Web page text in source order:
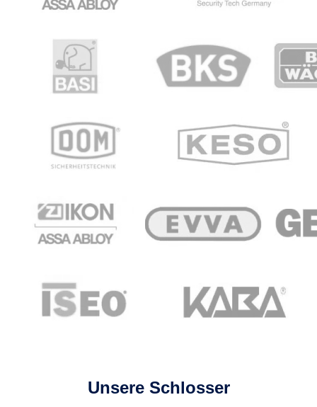
Unsere Schlosser